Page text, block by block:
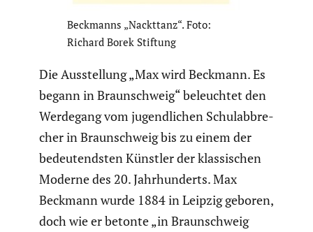
Beckmanns „Nackttanz“. Foto:
Richard Borek Stiftung
Die Ausstel­lung „Max wird Beckmann. Es
begann in Braun­schweig“ beleuchtet den
Werdegang vom jugend­li­chen Schul­ab­bre­
cher in Braun­schweig bis zu einem der
bedeu­tendsten Künstler der klassi­schen
Moderne des 20. Jahrhun­derts. Max
Beckmann wurde 1884 in Leipzig geboren,
doch wie er betonte „in Braun­schweig